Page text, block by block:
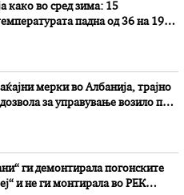
како во сред зима: 15
падна од 36 на 19
мерки во Aлбанија, трајно
за управување возило под
ги демонтирала погонските
и не ги монтирала во РЕК